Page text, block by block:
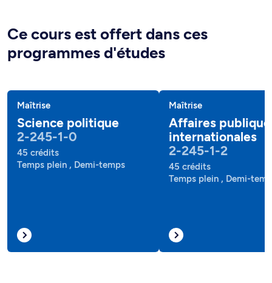
Ce cours est offert dans ces
programmes d'études
Maîtrise
Science politique
2-245-1-0
45 crédits
Temps plein , Demi-temps
Maîtrise
Affaires
internationales
2-245-1-2
45 crédits
Temps plein , Demi-